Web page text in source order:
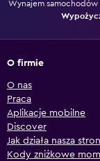
Wynajem
O firmie
O nas
Praca
Aplikacje mobilne
Discover
Jak działa nasza
Kody zniżkowe